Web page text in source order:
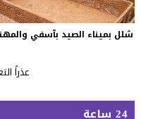
شلل بميناء الصيد بآسفي
عذراً
24 ساعة